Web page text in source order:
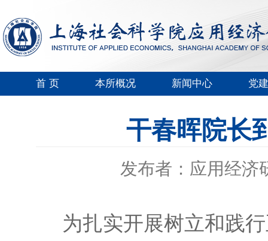
首 页 本所概况 新闻中心 党
干春晖院长
发布者：应用经济
为扎实开展树立和践